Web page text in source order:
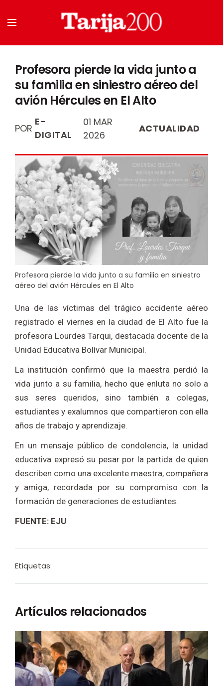
Profesora pierde la vida junto a
su familia en siniestro aéreo del
avión Hércules en El Alto
POR
E-
DIGITAL
01 MAR
2026
ACTUALIDAD
Profesora pierde la vida junto a su familia en siniestro
aéreo del avión Hércules en El Alto
Una de las víctimas del trágico accidente aéreo
registrado el viernes en la ciudad de El Alto fue la
profesora Lourdes Tarqui, destacada docente de la
Unidad Educativa Bolívar Municipal.
La institución confirmó que la maestra perdió la
vida junto a su familia, hecho que enluta no solo a
sus seres queridos, sino también a colegas,
estudiantes y exalumnos que compartieron con ella
años de trabajo y aprendizaje.
En un mensaje público de condolencia, la unidad
educativa expresó su pesar por la partida de quien
describen como una excelente maestra, compañera
y amiga, recordada por su compromiso con la
formación de generaciones de estudiantes.
FUENTE: EJU
Etiquetas:
Artículos relacionados